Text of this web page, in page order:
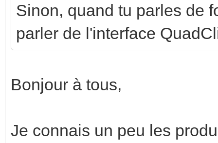
Sinon, quand tu parles de
parler de l'interface
Bonjour à tous,
Je connais un peu les